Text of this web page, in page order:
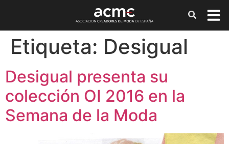
Etiqueta: Desigual
Desigual presenta su
colección OI 2016 en la
Semana de la Moda